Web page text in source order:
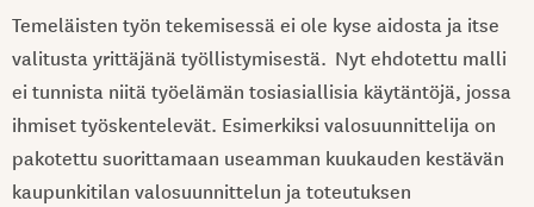
Temeläisten työn tekemisessä ei ole kyse aidosta ja itse
valitusta yrittäjänä työllistymisestä. Nyt ehdotettu malli
ei tunnista niitä työelämän tosiasiallisia käytäntöjä, jossa
ihmiset työskentelevät. Esimerkiksi valosuunnittelija on
pakotettu suorittamaan useamman kuukauden kestävän
kaupunkitilan valosuunnittelun ja toteutuksen